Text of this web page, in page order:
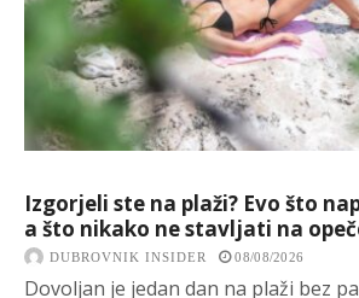
Izgorjeli ste na plaži? Evo što
a što nikako ne stavljati na
DUBROVNIK INSIDER 08/08/2026
Dovoljan je jedan dan na plaži bez